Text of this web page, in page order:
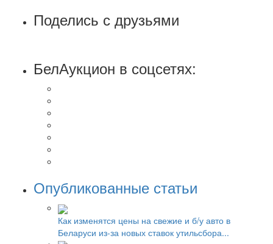
Поделись с друзьями
БелАукцион в соцсетях:
Опубликованные статьи
Как изменятся цены на свежие и б/у авто в
Беларуси из-за новых ставок утильсбора...